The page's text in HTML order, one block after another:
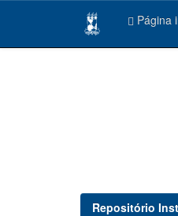
Página
Repositório